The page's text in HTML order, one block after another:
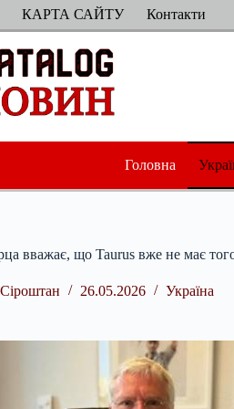
КАРТА САЙТУ Контакти
Головна
вважає, що Taurus вже не має того
26.05.2026 Україна